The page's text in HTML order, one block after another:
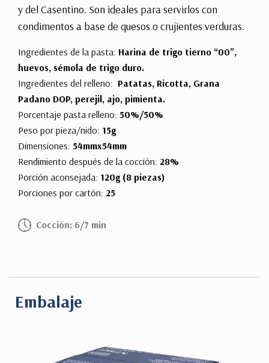
y del Casentino. Son ideales para servirlos con
condimentos a base de quesos o crujientes verduras.
Ingredientes de la pasta: Harina de trigo tierno “00”,
huevos, sémola de trigo duro.
Ingredientes del relleno: Patatas, Ricotta, Grana
Padano DOP, perejil, ajo, pimienta.
Porcentaje pasta relleno: 50%/50%
Peso por pieza/nido: 15g
Dimensiones: 54mmx54mm
Rendimiento después de la cocción: 28%
Porción aconsejada: 120g (8 piezas)
Porciones por cartón: 25
Cocción: 6/7 min
Embalaje